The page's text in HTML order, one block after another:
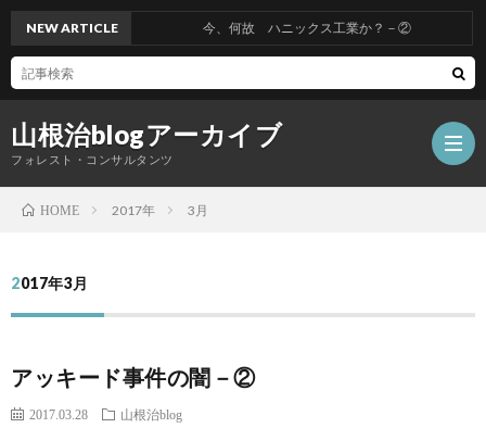
山根治blogアーカイブ
フォレスト・コンサルタンツ
冤
NEW ARTICLE 今、何故 ハニックス工業か？－②
HOME 2017年 3月
2017年3月
アッキード事件の闇－②
2017.03.28 山根治blog